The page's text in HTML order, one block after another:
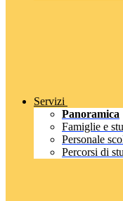
Servizi
Panoramica
Famiglie e
Personale
Percorsi di